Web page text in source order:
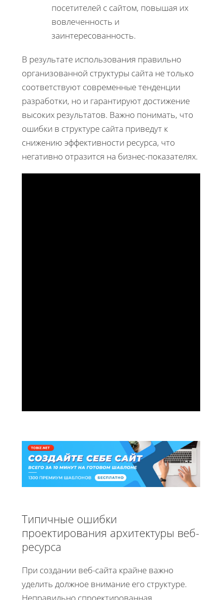
посетителей с сайтом, повышая их
вовлеченность и
заинтересованность.
В результате использования правильно
организованной структуры сайта не только
соответствуют современные тенденции
разработки, но и гарантируют достижение
высоких результатов. Важно понимать, что
ошибки в структуре сайта приведут к
снижению эффективности ресурса, что
негативно отразится на бизнес-показателях.
Типичные ошибки
проектирования архитектуры веб-
ресурса
При создании веб-сайта крайне важно
уделить должное внимание его структуре.
Неправильно спроектированная